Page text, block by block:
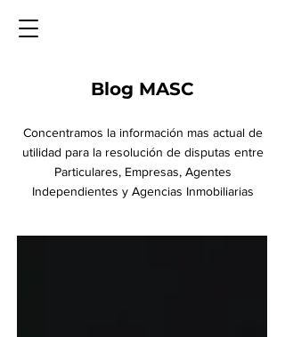
Blog MASC
Concentramos la información mas actual de
utilidad para la resolución de disputas entre
Particulares, Empresas, Agentes
Independientes y Agencias Inmobiliarias